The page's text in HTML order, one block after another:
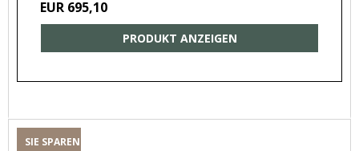
EUR 695,10
PRODUKT ANZEIGEN
SIE SPAREN